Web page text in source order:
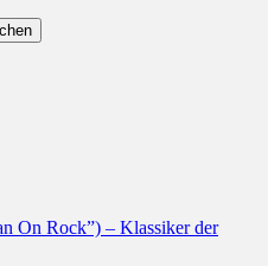
On Rock”) – Klassiker der